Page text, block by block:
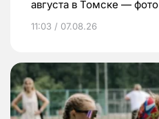
августа в Томске — фото
11:03 / 07.08.26